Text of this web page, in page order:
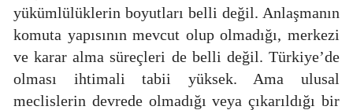
yükümlülüklerin boyutları belli değil. Anlaşmanın
komuta yapısının mevcut olup olmadığı, merkezi
ve karar alma süreçleri de belli değil. Türkiye’de
olması ihtimali tabii yüksek. Ama ulusal
meclislerin devrede olmadığı veya çıkarıldığı bir